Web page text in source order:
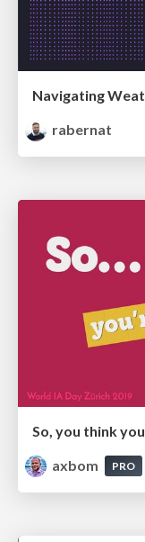
Navigating
rabernat
So, you think
axbom
PRO